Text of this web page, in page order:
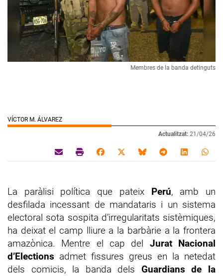
Membres de la banda detinguts
VÍCTOR M. ÁLVAREZ
Actualitzat: 21/04/26
La paràlisi política que pateix Perú, amb un
desfilada incessant de mandataris i un sistema
electoral sota sospita d’irregularitats sistèmiques,
ha deixat el camp lliure a la barbàrie a la frontera
amazònica. Mentre el cap del Jurat Nacional
d’Elections admet fissures greus en la netedat
dels comicis, la banda dels Guardians de la